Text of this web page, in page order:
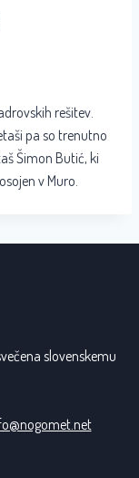
rešitev.
pa so trenutno
Šimon Butić, ki
v Muro.
slovenskemu